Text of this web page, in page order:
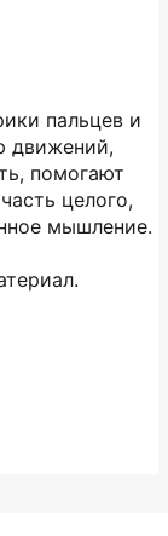
пальцев и
движений,
помогают
целого,
мышление.